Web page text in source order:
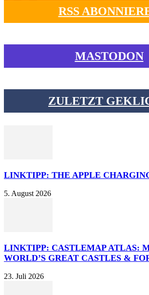
RSS
MASTODON
ZULETZT
LINKTIPP: THE APPLE
5. August 2026
LINKTIPP: CASTLEMAP ATLAS:
WORLD’S GREAT CASTLES &
23. Juli 2026